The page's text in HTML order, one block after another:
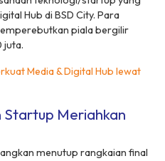
Hub di BSD City. Para
piala bergilir
juta.
Media & Digital Hub lewat
Startup Meriahkan
menutup rangkaian final